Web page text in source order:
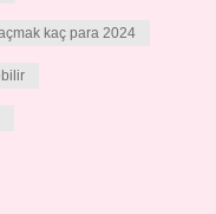
kaç para 2024